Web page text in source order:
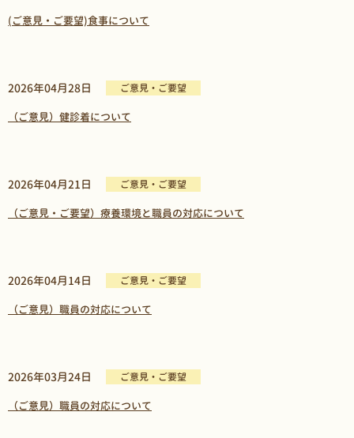
(ご意見・ご要望)食事について
2026年04月28日 ご意見・ご要望
（ご意見）健診着について
2026年04月21日 ご意見・ご要望
（ご意見・ご要望）療養環境と職員の対応について
2026年04月14日 ご意見・ご要望
（ご意見）職員の対応について
2026年03月24日 ご意見・ご要望
（ご意見）職員の対応について